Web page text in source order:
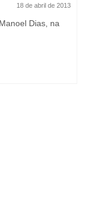
18 de abril de 2013
Dias, na